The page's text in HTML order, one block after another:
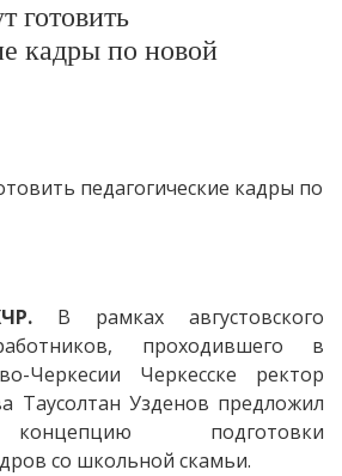
готовить
кадры по новой
В рамках августовского
проходившего в
Черкесии Черкесске ректор
Таусолтан Узденов предложил
подготовки
со школьной скамьи.